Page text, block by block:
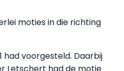
moties in die richting
voorgesteld. Daarbij
Letschert had de motie